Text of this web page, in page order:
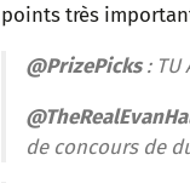
points très
@PrizePicks: TU
de concours de